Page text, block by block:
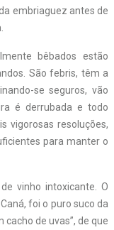
embriaguez antes de
bêbados estão
São febris, têm a
se seguros, vão
é derrubada e todo
vigorosas resoluções,
para manter o
vinho intoxicante. O
foi o puro suco da
cacho de uvas”, de que